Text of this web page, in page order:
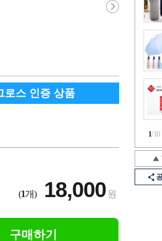
1/10
로스 인증 상품
(1개) 18,000원
구매하기